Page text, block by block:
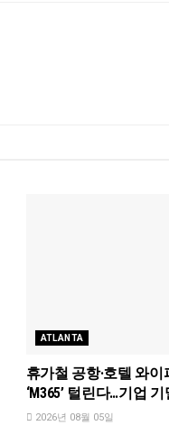
ATLANTA
휴가철 공항·호텔 와
‘M365’ 털린다…기업
2026년 08월 05일